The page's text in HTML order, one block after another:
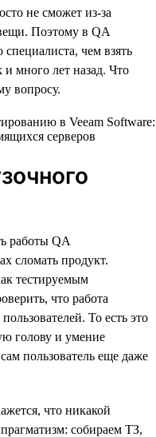
не сможет из-за
Поэтому в QA
чем взять
и много лет назад. Что
вопросу.
работы QA
сломать продукт.
тестируемым
что работа
То есть это
голову и умение
пользователь еще даже
что никакой
собираем ТЗ,